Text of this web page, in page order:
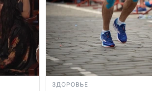
ЗДОРОВЬЕ